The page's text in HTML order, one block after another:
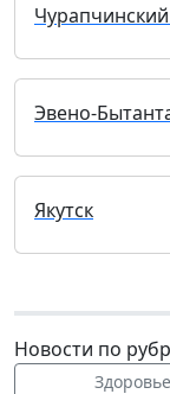
Чурапчинский
Эвено-
Якутск
Новости по
Здоровье